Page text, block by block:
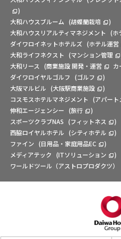
)
大和ハウスブルーム (胡蝶蘭栽培
)
大和ハウスリアルティマネジメント (ホ
ダイワロイネットホテルズ (ホテル運営
大和ライフネクスト (マンション管理
大和リース
(商業施設 開発・運営 カ
ダイワロイヤルゴルフ (ゴルフ
)
大阪マルビル (大阪駅商業施設
)
コスモスホテルマネジメント (アパート
伸和エージェンシー (旅行
)
スポーツクラブNAS (フィットネス
)
西脇ロイヤルホテル (シティホテル
)
ファイン (日用品・家庭用品EC
)
メディアテック (ITソリューション
)
ワールドツール（アストロプロダクツ）